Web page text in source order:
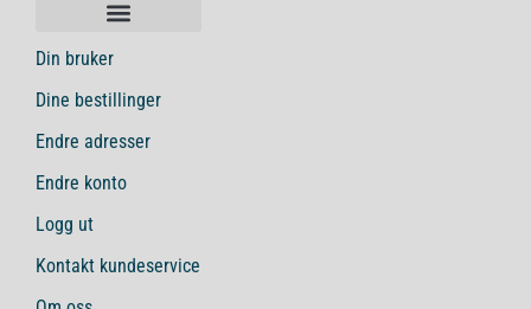
Din bruker
Dine bestillinger
Endre adresser
Endre konto
Logg ut
Kontakt kundeservice